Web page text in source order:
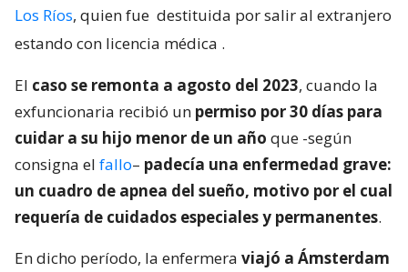
Los Ríos, quien fue destituida por salir al extranjero
estando con licencia médica .
El caso se remonta a agosto del 2023, cuando la
exfuncionaria recibió un permiso por 30 días para
cuidar a su hijo menor de un año que -según
consigna el fallo– padecía una enfermedad grave:
un cuadro de apnea del sueño, motivo por el cual
requería de cuidados especiales y permanentes.
En dicho período, la enfermera viajó a Ámsterdam